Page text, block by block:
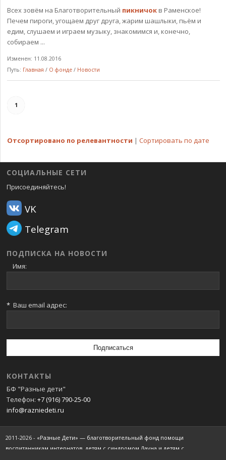
Всех зовём на Благотворительный пикничок в Раменское!
Печем пироги, угощаем друг друга, жарим шашлыки, пьём и
едим, слушаем и играем музыку, знакомимся и, конечно,
собираем ...
Изменен: 11.08.2016
Путь: Главная / О фонде / Новости
1
Отсортировано по релевантности | Сортировать по дате
СОЦИАЛЬНЫЕ СЕТИ
Присоединяйтесь!
VK
Telegram
ПОДПИСКА НА НОВОСТИ
Имя:
* Ваш email адрес:
КОНТАКТЫ
БФ "Разные дети"
Телефон: +7 (916) 790-25-00
info@razniedeti.ru
2011-2026 - «Разные Дети» — благотворительный фонд помощи
воспитанникам интернатов, детям с синдромом Дауна и детям с